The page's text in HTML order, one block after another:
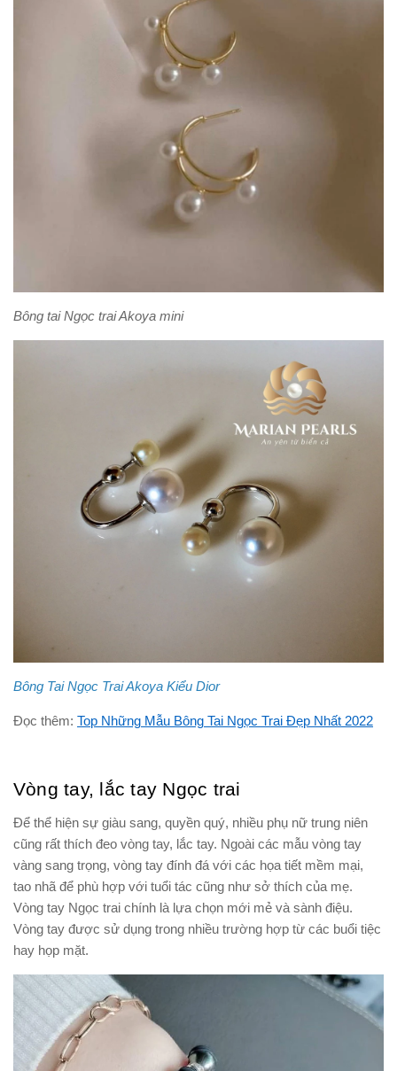
Bông tai Ngọc trai Akoya mini
Bông Tai Ngọc Trai Akoya Kiểu Dior
Đọc thêm: Top Những Mẫu Bông Tai Ngọc Trai Đẹp Nhất 2022
Vòng tay, lắc tay Ngọc trai
Để thể hiện sự giàu sang, quyền quý, nhiều phụ nữ trung niên
cũng rất thích đeo vòng tay, lắc tay. Ngoài các mẫu vòng tay
vàng sang trọng, vòng tay đính đá với các họa tiết mềm mại,
tao nhã để phù hợp với tuổi tác cũng như sở thích của mẹ.
Vòng tay Ngọc trai chính là lựa chọn mới mẻ và sành điệu.
Vòng tay được sử dụng trong nhiều trường hợp từ các buổi tiệc
hay họp mặt.